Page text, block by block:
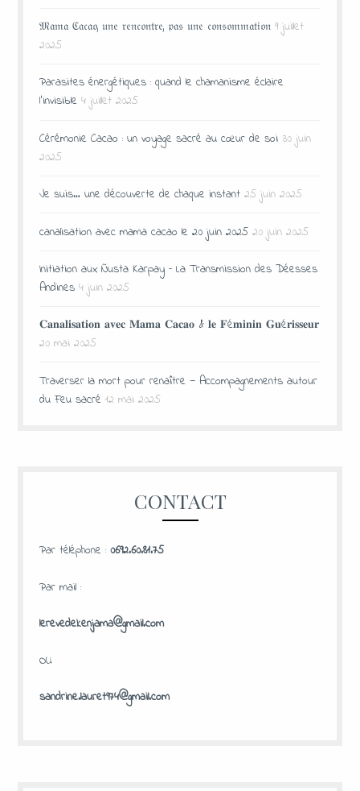
𝔐𝔞𝔪𝔞 ℭ𝔞𝔠𝔞𝔬, 𝔲𝔫𝔢 𝔯𝔢𝔫𝔠𝔬𝔫𝔱𝔯𝔢, 𝔭𝔞𝔰 𝔲𝔫𝔢 𝔠𝔬𝔫𝔰𝔬𝔪𝔪𝔞𝔱𝔦𝔬𝔫 9 juillet
2025
Parasites énergétiques : quand le chamanisme éclaire
l’invisible 4 juillet 2025
Cérémonie Cacao : un voyage sacré au cœur de soi 30 juin
2025
Je suis… une découverte de chaque instant 25 juin 2025
canalisation avec mama cacao le 20 juin 2025 20 juin 2025
Initiation aux Ñusta Karpay – La Transmission des Déesses
Andines 4 juin 2025
𝐂𝐚𝐧𝐚𝐥𝐢𝐬𝐚𝐭𝐢𝐨𝐧 𝐚𝐯𝐞𝐜 𝐌𝐚𝐦𝐚 𝐂𝐚𝐜𝐚𝐨 & 𝐥𝐞 𝐅é𝐦𝐢𝐧𝐢𝐧 𝐆𝐮é𝐫𝐢𝐬𝐬𝐞𝐮𝐫
20 mai 2025
Traverser la mort pour renaître — Accompagnements autour
du Feu sacré 12 mai 2025
CONTACT
Par téléphone :0692.60.81.75
Par mail :
lerevedekenjama@gmail.com
OU
sandrine.lauret974@gmail.com